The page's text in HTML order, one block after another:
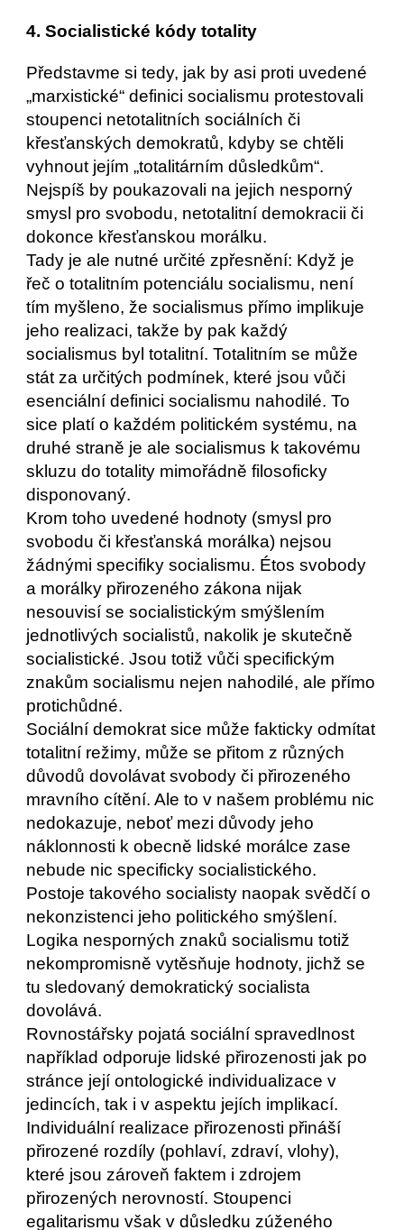
4. Socialistické kódy totality
Představme si tedy, jak by asi proti uvedené
„marxistické“ definici socialismu protestovali
stoupenci netotalitních sociálních či
křesťanských demokratů, kdyby se chtěli
vyhnout jejím „totalitárním důsledkům“.
Nejspíš by poukazovali na jejich nesporný
smysl pro svobodu, netotalitní demokracii či
dokonce křesťanskou morálku.
Tady je ale nutné určité zpřesnění: Když je
řeč o totalitním potenciálu socialismu, není
tím myšleno, že socialismus přímo implikuje
jeho realizaci, takže by pak každý
socialismus byl totalitní. Totalitním se může
stát za určitých podmínek, které jsou vůči
esenciální definici socialismu nahodilé. To
sice platí o každém politickém systému, na
druhé straně je ale socialismus k takovému
skluzu do totality mimořádně filosoficky
disponovaný.
Krom toho uvedené hodnoty (smysl pro
svobodu či křesťanská morálka) nejsou
žádnými specifiky socialismu. Étos svobody
a morálky přirozeného zákona nijak
nesouvisí se socialistickým smýšlením
jednotlivých socialistů, nakolik je skutečně
socialistické. Jsou totiž vůči specifickým
znakům socialismu nejen nahodilé, ale přímo
protichůdné.
Sociální demokrat sice může fakticky odmítat
totalitní režimy, může se přitom z různých
důvodů dovolávat svobody či přirozeného
mravního cítění. Ale to v našem problému nic
nedokazuje, neboť mezi důvody jeho
náklonnosti k obecně lidské morálce zase
nebude nic specificky socialistického.
Postoje takového socialisty naopak svědčí o
nekonzistenci jeho politického smýšlení.
Logika nesporných znaků socialismu totiž
nekompromisně vytěsňuje hodnoty, jichž se
tu sledovaný demokratický socialista
dovolává.
Rovnostářsky pojatá sociální spravedlnost
například odporuje lidské přirozenosti jak po
stránce její ontologické individualizace v
jedincích, tak i v aspektu jejích implikací.
Individuální realizace přirozenosti přináší
přirozené rozdíly (pohlaví, zdraví, vlohy),
které jsou zároveň faktem i zdrojem
přirozených nerovností. Stoupenci
egalitarismu však v důsledku zúženého